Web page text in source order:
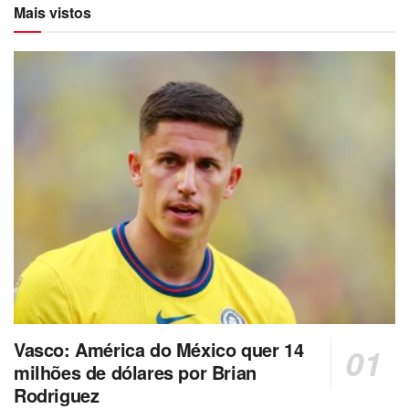
Mais vistos
Vasco: América do México quer 14
milhões de dólares por Brian
Rodriguez